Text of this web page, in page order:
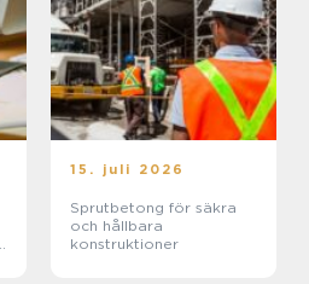
15. juli 2026
Sprutbetong för säkra
och hållbara
konstruktioner